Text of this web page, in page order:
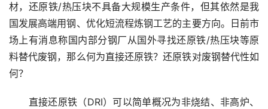
材，还原铁/热压块不具备大规模生产条件，但其依然是我
国发展高端用钢、优化短流程炼钢工艺的主要方向。日前市
场上有消息称国内部分钢厂从国外寻找还原铁/热压块等原
料替代废钢，那么何为直接还原铁？还原铁对废钢替代性如
何？
直接还原铁（DRI）可以简单概况为非烧结、非高炉、